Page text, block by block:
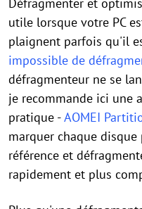
utile lorsque votre PC
plaignent parfois qu'il
impossible de
défragmenteur ne se
je recommande ici une
pratique -AOMEI
marquer chaque
référence et
rapidement et plus